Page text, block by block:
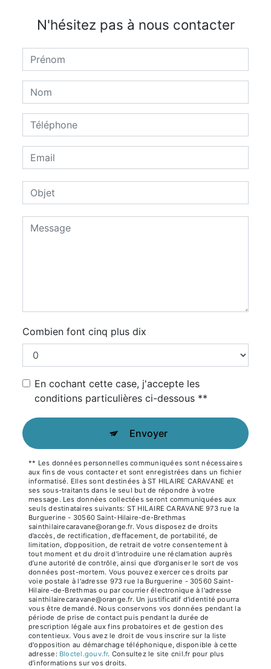
N'hésitez pas à nous contacter
Combien font cinq plus dix
En cochant cette case, j'accepte les
conditions particulières ci-dessous **
Envoyer
** Les données personnelles communiquées sont nécessaires
aux fins de vous contacter et sont enregistrées dans un fichier
informatisé. Elles sont destinées à ST HILAIRE CARAVANE et
ses sous-traitants dans le seul but de répondre à votre
message. Les données collectées seront communiquées aux
seuls destinataires suivants: ST HILAIRE CARAVANE 973 rue la
Burguerine - 30560 Saint-Hilaire-de-Brethmas
sainthilairecaravane@orange.fr. Vous disposez de droits
d’accès, de rectification, d’effacement, de portabilité, de
limitation, d’opposition, de retrait de votre consentement à
tout moment et du droit d’introduire une réclamation auprès
d’une autorité de contrôle, ainsi que d’organiser le sort de vos
données post-mortem. Vous pouvez exercer ces droits par
voie postale à l'adresse 973 rue la Burguerine - 30560 Saint-
Hilaire-de-Brethmas ou par courrier électronique à l'adresse
sainthilairecaravane@orange.fr. Un justificatif d'identité pourra
vous être demandé. Nous conservons vos données pendant la
période de prise de contact puis pendant la durée de
prescription légale aux fins probatoires et de gestion des
contentieux. Vous avez le droit de vous inscrire sur la liste
d'opposition au démarchage téléphonique, disponible à cette
adresse:
Bloctel.gouv.fr. Consultez le site cnil.fr pour plus
d’informations sur vos droits.